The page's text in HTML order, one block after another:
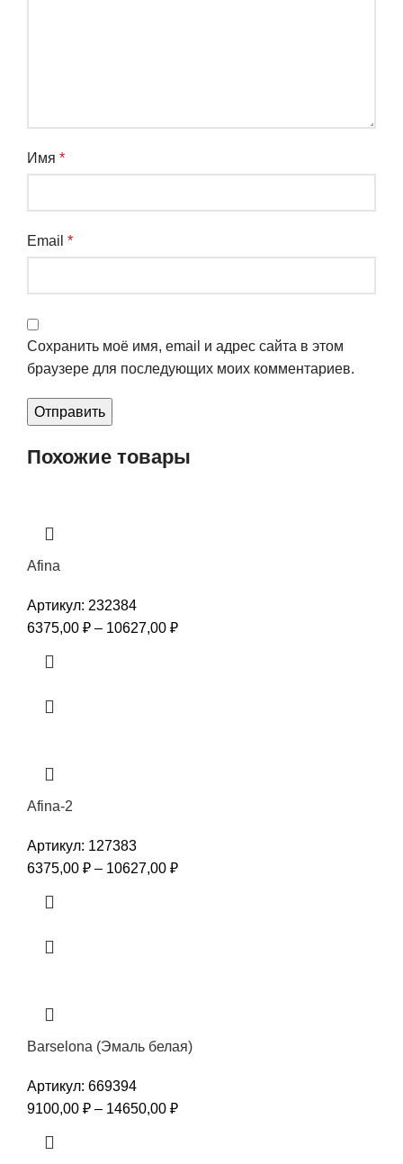
Имя *
Email *
Сохранить моё имя, email и адрес сайта в этом
браузере для последующих моих комментариев.
Похожие товары
Afina
Артикул: 232384
6375,00 ₽ – 10627,00 ₽
Afina-2
Артикул: 127383
6375,00 ₽ – 10627,00 ₽
Barselona (Эмаль белая)
Артикул: 669394
9100,00 ₽ – 14650,00 ₽